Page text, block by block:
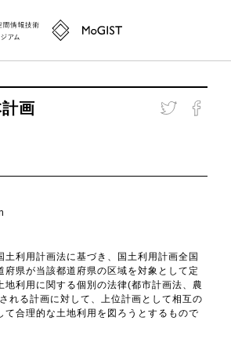
画
土利用計画法に基づき、国土利用計画全国
府県が当該都道府県の区域を対象として定
地利用に関する個別の法律(都市計画法、農
れる計画に対して、上位計画として相互の
て合理的な土地利用を図ろうとするもので